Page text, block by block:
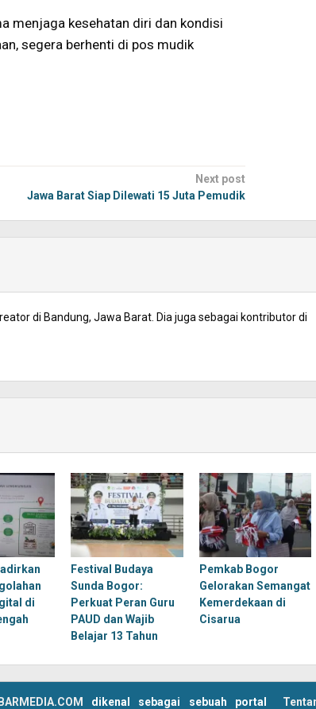
menjaga kesehatan diri dan kondisi
segera berhenti di pos mudik
Next post
Jawa Barat Siap Dilewati 15 Juta Pemudik
di Bandung, Jawa Barat. Dia juga sebagai kontributor di
di
Festival Budaya
Sunda Bogor:
Perkuat Peran Guru
PAUD dan Wajib
Belajar 13 Tahun
Pemkab Bogor
Gelorakan Semangat
Kemerdekaan di
Cisarua
dikenal sebagai sebuah portal